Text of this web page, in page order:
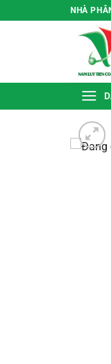
qua
NHÀ